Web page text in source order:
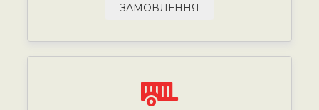
ЗАМОВЛЕННЯ